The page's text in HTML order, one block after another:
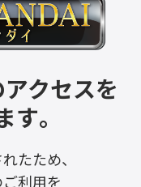
クセスを
。
たため、
利用を